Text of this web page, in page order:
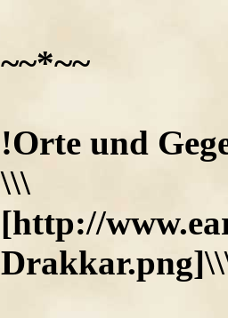
~~*~~
!Orte und
\\\
[http://